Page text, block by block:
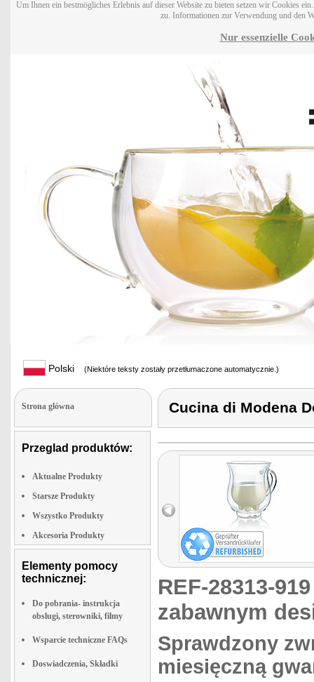
Um Ihnen ein bestmögliches Erlebnis auf dieser Website zu bieten setzen wir Cookies
zu. Informationen zur Verwendung und den
Nur essenzielle
Polski (Niektóre teksty zostały przetłumaczone automatycznie.)
Strona glówna
Przeglad produktów:
Aktualne Produkty
Starsze Produkty
Wszystko Produkty
Akcesoria Produkty
Elementy pomocy
technicznej:
Do pobrania- instrukcja
obslugi, sterowniki, filmy
Wsparcie techniczne FAQs
Doswiadczenia, Składki
Cucina di Modena
REF-28313-
zabawnym
Sprawdzony
miesięczną